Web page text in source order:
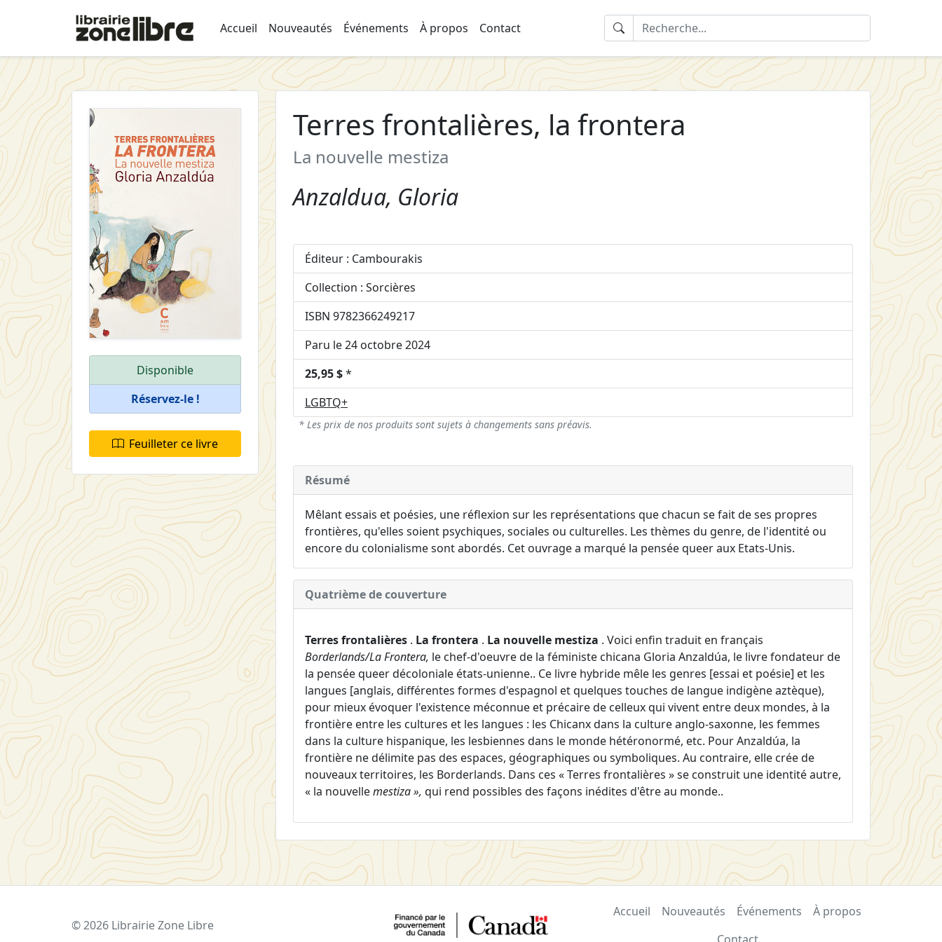
Accueil Nouveautés Événements À propos Contact
Disponible
Réservez-le !
Feuilleter ce livre
Terres frontalières, la frontera
La nouvelle mestiza
Anzaldua, Gloria
Éditeur : Cambourakis
Collection : Sorcières
ISBN 9782366249217
Paru le 24 octobre 2024
25,95 $*
LGBTQ+
* Les prix de nos produits sont sujets à changements sans préavis.
Résumé
Mêlant essais et poésies, une réflexion sur les représentations que chacun se fait de ses propres
frontières, qu'elles soient psychiques, sociales ou culturelles. Les thèmes du genre, de l'identité ou
encore du colonialisme sont abordés. Cet ouvrage a marqué la pensée queer aux Etats-Unis.
Quatrième de couverture
Terres frontalières . La frontera . La nouvelle mestiza . Voici enfin traduit en français
Borderlands/La Frontera, le chef-d'oeuvre de la féministe chicana Gloria Anzaldúa, le livre fondateur de
la pensée queer décoloniale états-unienne.. Ce livre hybride mêle les genres [essai et poésie] et les
langues [anglais, différentes formes d'espagnol et quelques touches de langue indigène aztèque),
pour mieux évoquer l'existence méconnue et précaire de celleux qui vivent entre deux mondes, à la
frontière entre les cultures et les langues : les Chicanx dans la culture anglo-saxonne, les femmes
dans la culture hispanique, les lesbiennes dans le monde hétéronormé, etc. Pour Anzaldúa, la
frontière ne délimite pas des espaces, géographiques ou symboliques. Au contraire, elle crée de
nouveaux territoires, les Borderlands. Dans ces « Terres frontalières » se construit une identité autre,
« la nouvellemestiza », qui rend possibles des façons inédites d'être au monde..
© 2026 Librairie Zone Libre
Accueil Nouveautés Événements
À propos